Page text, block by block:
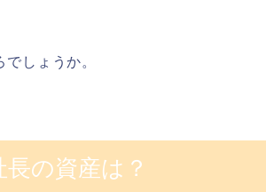
しょうか。
の資産は？